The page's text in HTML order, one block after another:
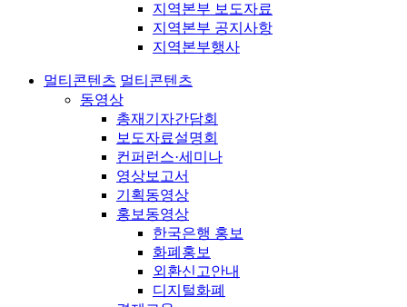
지역본부 보도자료
지역본부 공지사항
지역본부행사
멀티콘텐츠 멀티콘텐츠
동영상
총재기자간담회
보도자료설명회
컨퍼런스·세미나
영상보고서
기획동영상
홍보동영상
한국은행 홍보
화폐홍보
외환신고안내
디지털화폐